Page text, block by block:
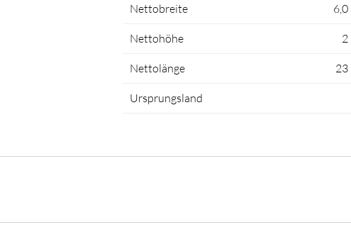
Nettobreite 6,0
Nettohöhe 2
Nettolänge 23
Ursprungsland